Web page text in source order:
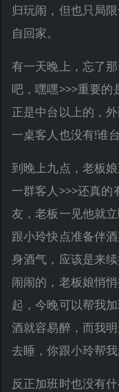
归玩闹，但也只局
自回家。
有一天晚上，忘了
吧，嘿嘿>>>重要的
正是中台以上的，
一桌客人也没有!谁
到晚上九点，老板
一群客人>>>还真的
友，老板一见他就
跟小玲快点准备伴
身酒气，应该是来
闹闹的，老板娘悄
起，今晚可以帮我
酒就容易醉，而我
去睡，你跟小玲帮
反正加班时也没有